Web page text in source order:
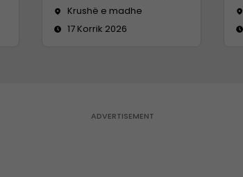
Krushë e madhe
17 Korrik 2026